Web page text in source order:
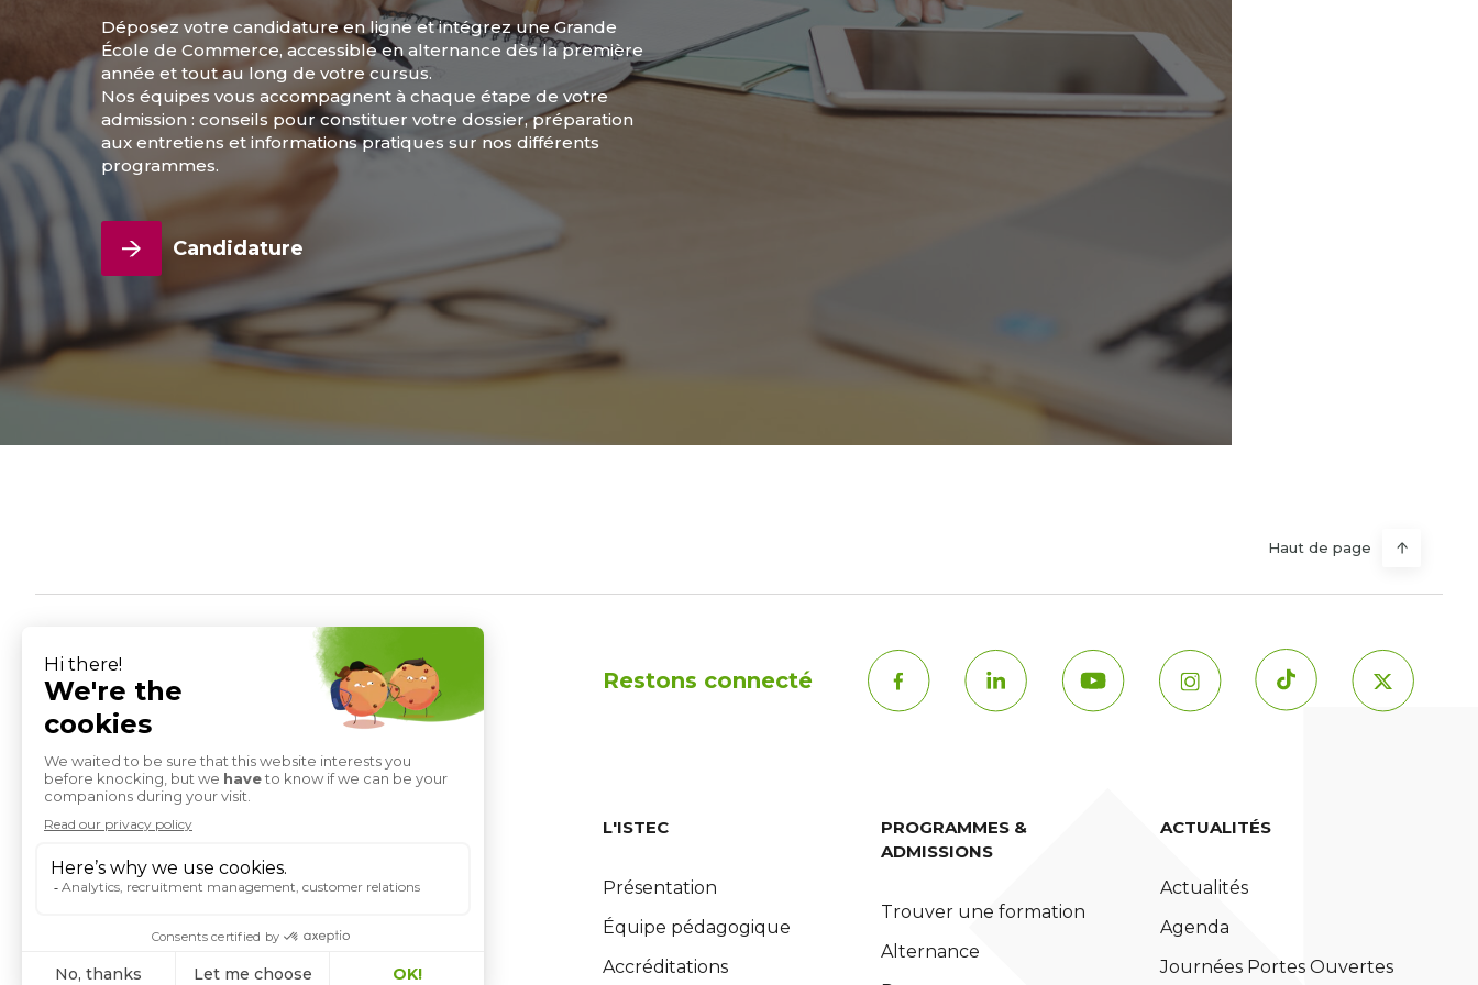
Déposez votre candidature en ligne et intégrez une Grande
École de Commerce, accessible en alternance dès la première
année et tout au long de votre cursus.
Nos équipes vous accompagnent à chaque étape de votre
admission : conseils pour constituer votre dossier, préparation
aux entretiens et informations pratiques sur nos différents
programmes.
Candidature
Haut de page
Restons connecté
ÉCOLE SUPÉRIEURE DE COMMERCE
128 quai de Jemmapes
L'ISTEC
Présentation
Équipe pédagogique
Accréditations
PROGRAMMES &
ADMISSIONS
Trouver une formation
Alternance
ACTUALITÉS
Actualités
Agenda
Journées Portes Ouvertes